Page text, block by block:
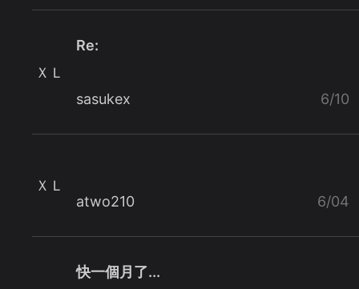
ＸＬ
Re:
sasukex 6/10
ＸＬ
atwo210
6/04
快一個月了...